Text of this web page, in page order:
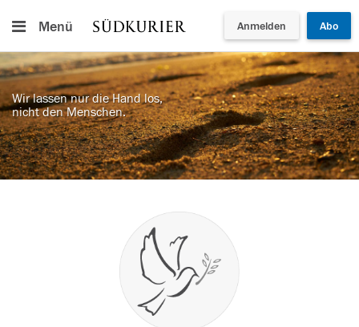
Menü Anmelden Abo
Wir lassen nur die Hand los,
nicht den Menschen.